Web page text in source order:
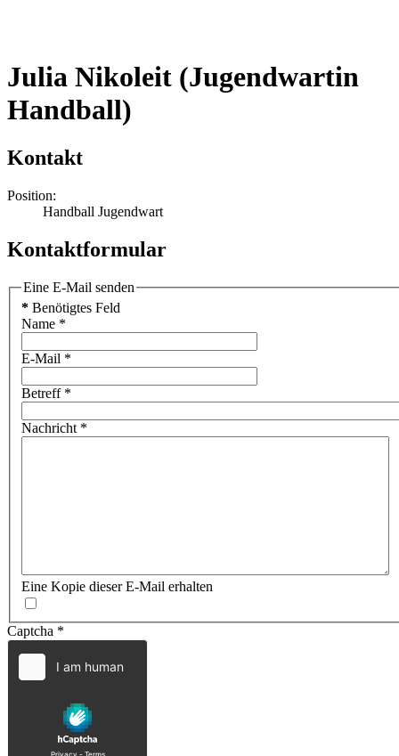
Julia Nikoleit (Jugendwartin
Handball)
Kontakt
Position:
Handball Jugendwart
Kontaktformular
Eine E-Mail senden
* Benötigtes Feld
Name *
E-Mail *
Betreff*
Nachricht *
Eine Kopie dieser E-Mail erhalten
Captcha *